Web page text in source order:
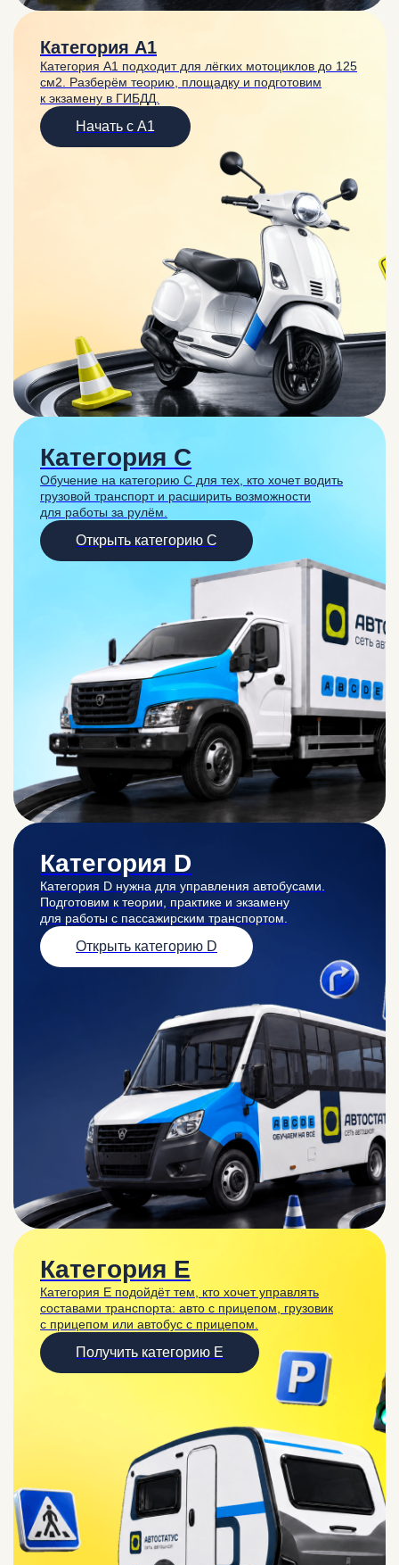
Категория A1
Категория A1 подходит для лёгких мотоциклов до 125
см2. Разберём теорию, площадку и подготовим
к экзамену в ГИБДД.
Начать с A1
Категория C
Обучение на категорию C для тех, кто хочет водить
грузовой транспорт и расширить возможности
для работы за рулём.
Открыть категорию C
Категория D
Категория D нужна для управления автобусами.
Подготовим к теории, практике и экзамену
для работы с пассажирским транспортом.
Открыть категорию D
Категория E
Категория E подойдёт тем, кто хочет управлять
составами транспорта: авто с прицепом, грузовик
с прицепом или автобус с прицепом.
Получить категорию E
БОЛЬШОЙ ЛЕТНИЙ РОЗЫГРЫШ